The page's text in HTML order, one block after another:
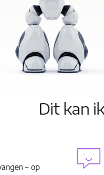
Dit kan
– op